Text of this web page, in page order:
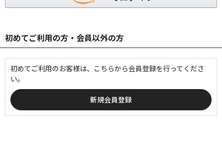
初めてご利用の方・会員以外の方
初めてご利用のお客様は、こちらから会員登録を行ってくださ
い。